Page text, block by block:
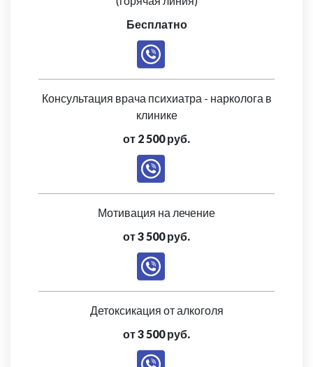
Бесплатно
Консультация врача психиатра - нарколога в
клинике
от 2 500 руб.
Мотивация на лечение
от 3 500 руб.
Детоксикация от алкоголя
от 3 500 руб.